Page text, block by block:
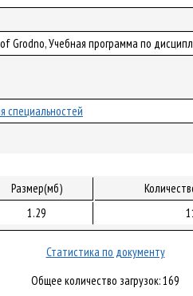
Grodno, Учебная программа по
специальностей
Размер(мб)
1.29
Статистика по документу
Общее количество загрузок: 169